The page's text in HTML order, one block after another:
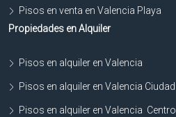
Pisos en venta en Valencia Playa
Propiedades en Alquiler
Pisos en alquiler en Valencia
Pisos en alquiler en Valencia Ciudad
Pisos en alquiler en Valencia Centro